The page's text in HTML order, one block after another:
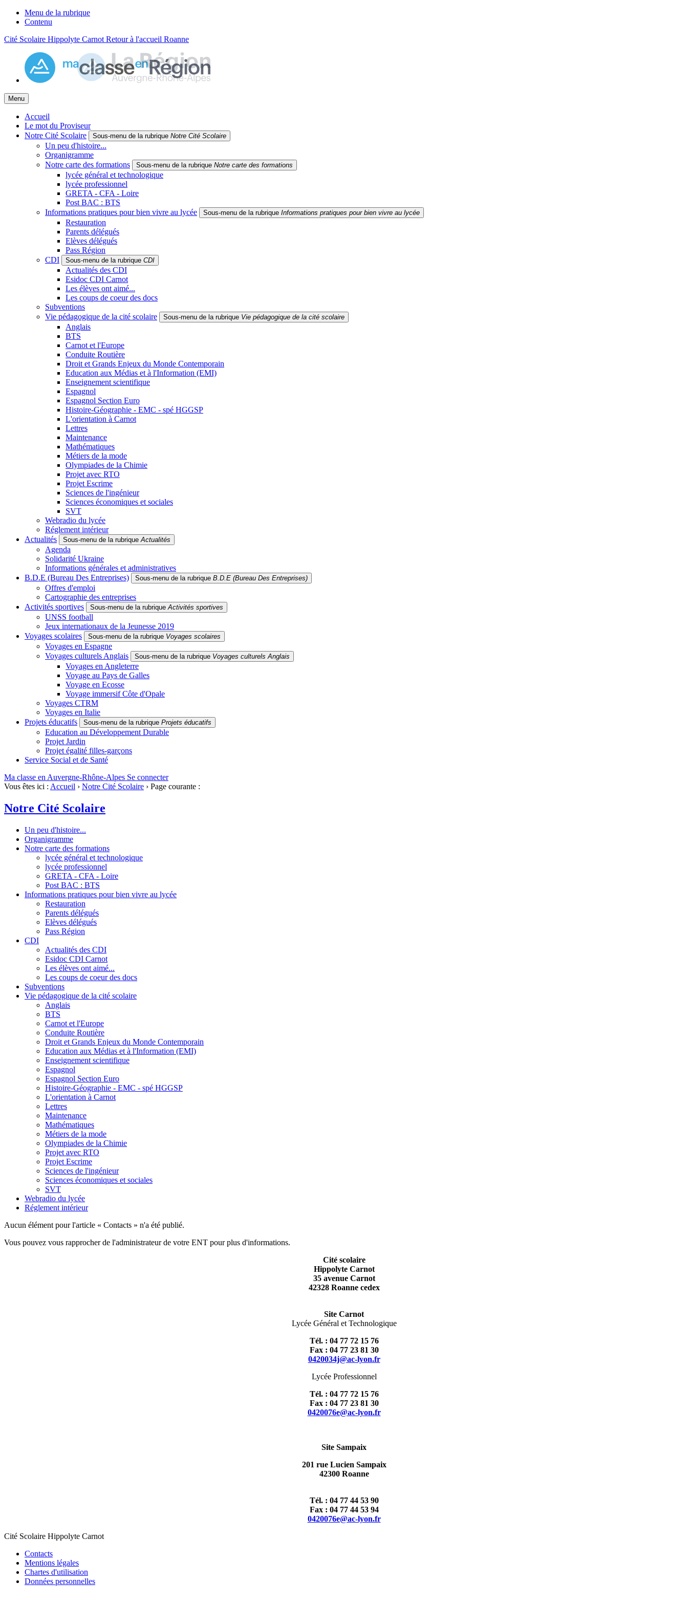
Menu de la rubrique
Contenu
Cité Scolaire Hippolyte Carnot Retour à l'accueil Roanne
Menu
Accueil
Le mot du Proviseur
Notre Cité Scolaire
Sous-menu de la rubrique Notre Cité Scolaire
Un peu d'histoire...
Organigramme
Notre carte des formations
Sous-menu de la rubrique Notre carte des formations
lycée général et technologique
lycée professionnel
GRETA - CFA - Loire
Post BAC : BTS
Informations pratiques pour bien vivre au lycée
Sous-menu de la rubrique Informations pratiques pour bien vivre au lycée
Restauration
Parents délégués
Elèves délégués
Pass Région
CDI
Sous-menu de la rubrique CDI
Actualités des CDI
Esidoc CDI Carnot
Les élèves ont aimé...
Les coups de coeur des docs
Subventions
Vie pédagogique de la cité scolaire
Sous-menu de la rubrique Vie pédagogique de la cité scolaire
Anglais
BTS
Carnot et l'Europe
Conduite Routière
Droit et Grands Enjeux du Monde Contemporain
Education aux Médias et à l'Information (EMI)
Enseignement scientifique
Espagnol
Espagnol Section Euro
Histoire-Géographie - EMC - spé HGGSP
L'orientation à Carnot
Lettres
Maintenance
Mathématiques
Métiers de la mode
Olympiades de la Chimie
Projet avec RTO
Projet Escrime
Sciences de l'ingénieur
Sciences économiques et sociales
SVT
Webradio du lycée
Réglement intérieur
Actualités
Sous-menu de la rubriqueActualités
Agenda
Solidarité Ukraine
Informations générales et administratives
B.D.E (Bureau Des Entreprises)
Sous-menu de la rubrique B.D.E (Bureau Des Entreprises)
Offres d'emploi
Cartographie des entreprises
Activités sportives
Sous-menu de la rubriqueActivités sportives
UNSS football
Jeux internationaux de la Jeunesse 2019
Voyages scolaires
Sous-menu de la rubrique Voyages scolaires
Voyages en Espagne
Voyages culturels Anglais
Sous-menu de la rubrique Voyages culturels Anglais
Voyages en Angleterre
Voyage au Pays de Galles
Voyage en Ecosse
Voyage immersif Côte d'Opale
Voyages CTRM
Voyages en Italie
Projets éducatifs
Sous-menu de la rubrique Projets éducatifs
Education au Développement Durable
Projet Jardin
Projet égalité filles-garçons
Service Social et de Santé
Ma classe en Auvergne-Rhône-Alpes Se connecter
Vous êtes ici : Accueil › Notre Cité Scolaire › Page courante :
Notre Cité Scolaire
Un peu d'histoire...
Organigramme
Notre carte des formations
lycée général et technologique
lycée professionnel
GRETA - CFA - Loire
Post BAC : BTS
Informations pratiques pour bien vivre au lycée
Restauration
Parents délégués
Elèves délégués
Pass Région
CDI
Actualités des CDI
Esidoc CDI Carnot
Les élèves ont aimé...
Les coups de coeur des docs
Subventions
Vie pédagogique de la cité scolaire
Anglais
BTS
Carnot et l'Europe
Conduite Routière
Droit et Grands Enjeux du Monde Contemporain
Education aux Médias et à l'Information (EMI)
Enseignement scientifique
Espagnol
Espagnol Section Euro
Histoire-Géographie - EMC - spé HGGSP
L'orientation à Carnot
Lettres
Maintenance
Mathématiques
Métiers de la mode
Olympiades de la Chimie
Projet avec RTO
Projet Escrime
Sciences de l'ingénieur
Sciences économiques et sociales
SVT
Webradio du lycée
Réglement intérieur
Aucun élément pour l'article « Contacts » n'a été publié.
Vous pouvez vous rapprocher de l'administrateur de votre ENT pour plus d'informations.
Cité scolaire
Hippolyte Carnot
35 avenue Carnot
42328 Roanne cedex
Site Carnot
Lycée Général et Technologique
Tél. : 04 77 72 15 76
Fax : 04 77 23 81 30
0420034j@ac-lyon.fr
Lycée Professionnel
Tél. : 04 77 72 15 76
Fax : 04 77 23 81 30
0420076e@ac-lyon.fr
Site Sampaix
201 rue Lucien Sampaix
42300 Roanne
Tél. : 04 77 44 53 90
Fax : 04 77 44 53 94
0420076e@ac-lyon.fr
Cité Scolaire Hippolyte Carnot
Contacts
Mentions légales
Chartes d'utilisation
Données personnelles